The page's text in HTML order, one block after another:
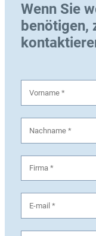
Wenn Sie
benötigen,